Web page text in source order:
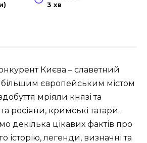
3 хв
Києва – славетний
європейським містом
мріяли князі та
росіяни, кримські татари.
декілька цікавих фактів про
історію, легенди, визначні та